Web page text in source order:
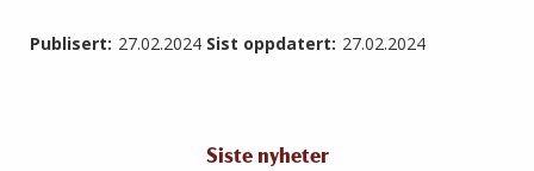
Publisert: 27.02.2024 Sist oppdatert: 27.02.2024
Siste nyheter